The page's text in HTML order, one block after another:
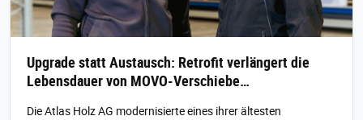
Upgrade statt Austausch: Retrofit verlängert die
Lebensdauer von MOVO-Verschiebe…
Die Atlas Holz AG modernisierte eines ihrer ältesten